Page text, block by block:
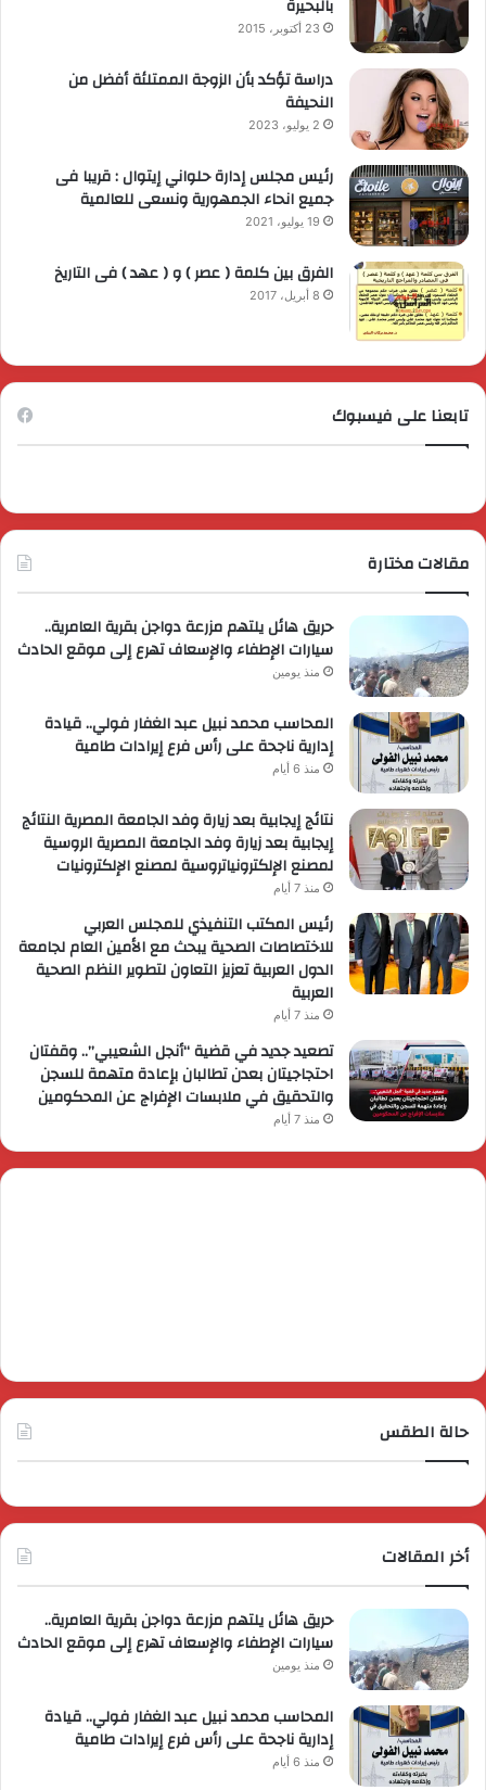
بالبحيرة
23 أكتوبر، 2015
دراسة تؤكد بأن الزوجة الممتلئة أفضل من
النحيفة
2 يوليو، 2023
رئيس مجلس إدارة حلواني إيتوال : قريبا فى
جميع انحاء الجمهورية ونسعى للعالمية
19 يوليو، 2021
الفرق بين كلمة ( عصر ) و ( عهد ) فى التاريخ
8 أبريل، 2017
تابعنا على فيسبوك
مقالات مختارة
حريق هائل يلتهم مزرعة دواجن بقرية العامرية..
سيارات الإطفاء والإسعاف تهرع إلى موقع الحادث
منذ يومين
المحاسب محمد نبيل عبد الغفار فولي.. قيادة
إدارية ناجحة على رأس فرع إيرادات طامية
منذ 6 أيام
نتائج إيجابية بعد زيارة وفد الجامعة المصرية النتائج
إيجابية بعد زيارة وفد الجامعة المصرية الروسية
لمصنع الإلكترونياتروسية لمصنع الإلكترونيات
منذ 7 أيام
رئيس المكتب التنفيذي للمجلس العربي
للاختصاصات الصحية يبحث مع الأمين العام لجامعة
الدول العربية تعزيز التعاون لتطوير النظم الصحية
العربية
منذ 7 أيام
تصعيد جديد في قضية “أنجل الشعيبي”.. وقفتان
احتجاجيتان بعدن تطالبان بإعادة متهمة للسجن
والتحقيق في ملابسات الإفراج عن المحكومين
منذ 7 أيام
حالة الطقس
أخر المقالات
حريق هائل يلتهم مزرعة دواجن بقرية العامرية..
سيارات الإطفاء والإسعاف تهرع إلى موقع الحادث
منذ يومين
المحاسب محمد نبيل عبد الغفار فولي.. قيادة
إدارية ناجحة على رأس فرع إيرادات طامية
منذ 6 أيام